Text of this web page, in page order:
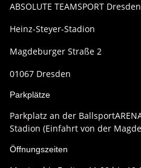
ABSOLUTE TEAMSPORT Dresden
Heinz-Steyer-Stadion
Magdeburger Straße 2
01067 Dresden
Parkplätze
Parkplatz an der
Stadion (Einfahrt von der
Öffnungszeiten